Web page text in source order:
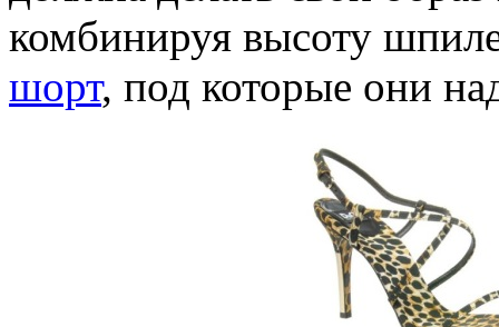
комбинируя высоту
шорт, под которые они